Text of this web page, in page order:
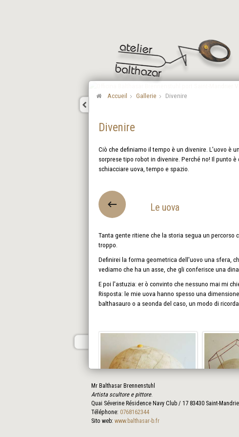
Accueil Gallerie Divenire
Divenire
Ciò che definiamo il tempo è un divenire. L’uovo è
sorprese tipo robot in divenire. Perché no! Il punto
schiacciare uova, tempo e spazio.
Le uova
Tanta gente ritiene che la storia segua un percorso
troppo.
Definirei la forma geometrica dell'uovo una sfera,
vediamo che ha un asse, che gli conferisce una
E poi l'astuzia: er ò convinto che nessuno mai mi
Risposta: le mie uova hanno spesso una
balthasauro o a seonda del caso, un modo di
Mr Balthasar Brennenstuhl
Artista scultore e pittore.
Quai Séverine Résidence Navy Club / 17 83430 Saint-
Téléphone: 0768162344
Sito web: www.balthasar-b.fr